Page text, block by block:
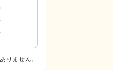
りません。